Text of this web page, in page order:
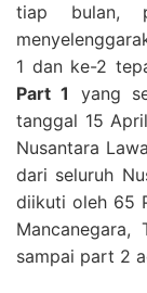
tiap bulan,
1 dan ke-2
Part 1
yang
tanggal 15
Nusantara
dari seluruh
diikuti oleh 65
sampai part 2